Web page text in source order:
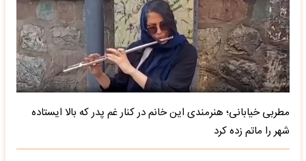
مطربی خیابانی؛ هنرمندی این خانم در کنار غم پدر که بالا ایستاده
شهر را ماتم زده کرد